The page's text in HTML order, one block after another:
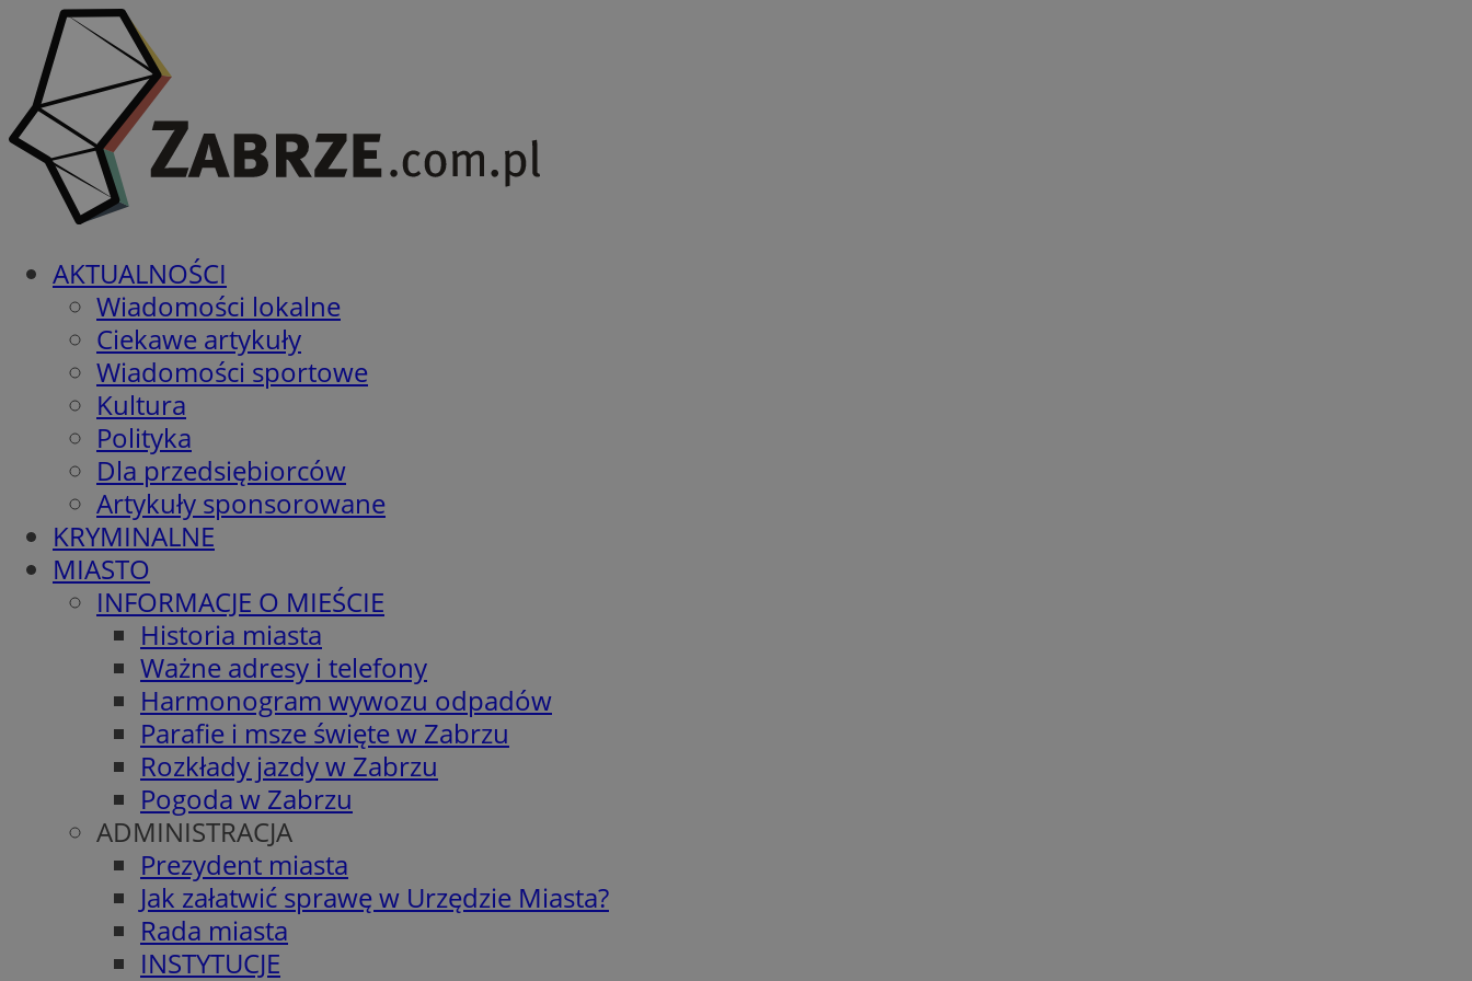
AKTUALNOŚCI
Wiadomości lokalne
Ciekawe artykuły
Wiadomości sportowe
Kultura
Polityka
Dla przedsiębiorców
Artykuły sponsorowane
KRYMINALNE
MIASTO
INFORMACJE O MIEŚCIE
Historia miasta
Ważne adresy i telefony
Harmonogram wywozu odpadów
Parafie i msze święte w Zabrzu
Rozkłady jazdy w Zabrzu
Pogoda w Zabrzu
ADMINISTRACJA
Prezydent miasta
Jak załatwić sprawę w Urzędzie Miasta?
Rada miasta
INSTYTUCJE